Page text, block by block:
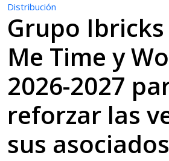
Distribución
Grupo
Me Time y
2026-2027
reforzar las
sus asociados